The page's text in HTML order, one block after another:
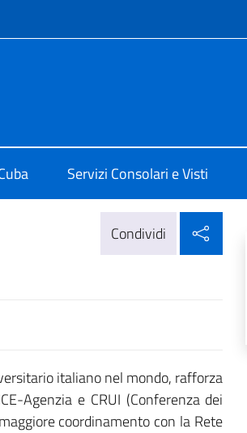
Servizi Consolari e Visti
Condividi
italiano nel mondo, rafforza
Agenzia e CRUI (Conferenza dei
coordinamento con la Rete